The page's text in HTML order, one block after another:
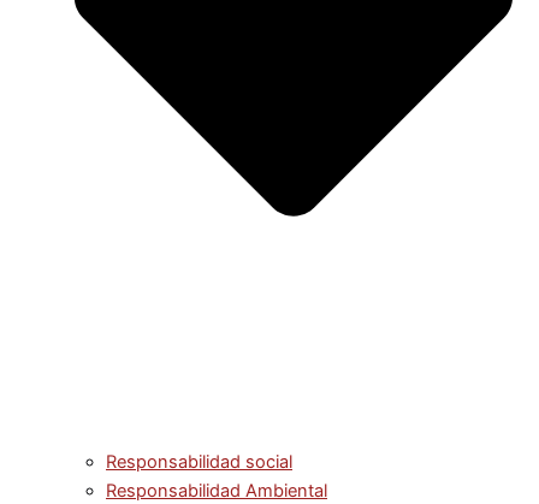
Responsabilidad social
Responsabilidad Ambiental